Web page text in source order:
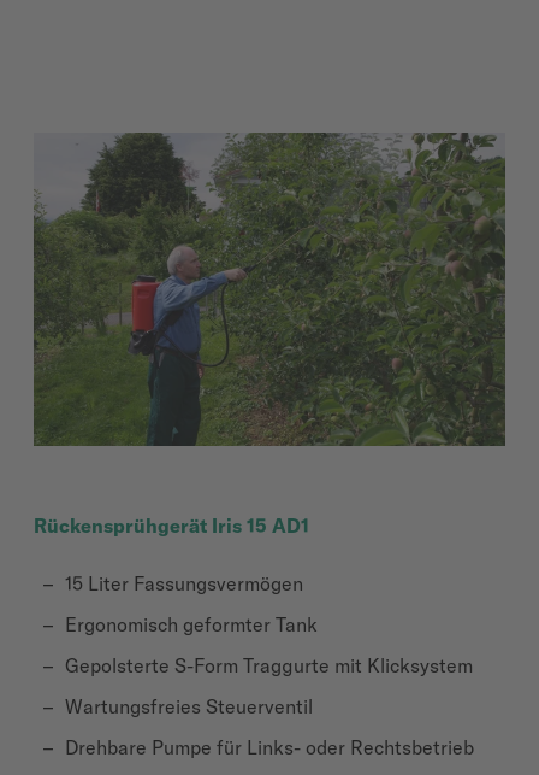
Rückensprühgerät Iris 15 AD1
15 Liter Fassungsvermögen
Ergonomisch geformter Tank
Gepolsterte S-Form Traggurte mit Klicksystem
Wartungsfreies Steuerventil
Drehbare Pumpe für Links- oder Rechtsbetrieb